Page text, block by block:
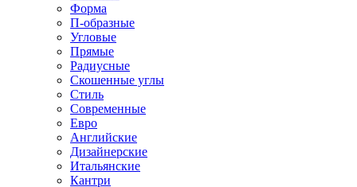
Форма
П-образные
Угловые
Прямые
Радиусные
Скошенные углы
Стиль
Современные
Евро
Английские
Дизайнерские
Итальянские
Кантри